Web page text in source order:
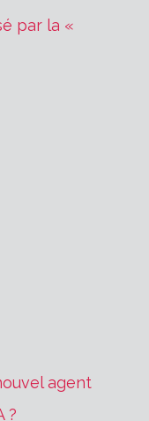
par la «
agent
?